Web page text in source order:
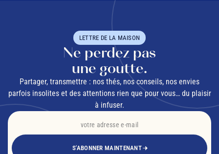
LETTRE DE LA MAISON
Ne perdez pas
une goutte.
Partager, transmettre : nos thés, nos conseils, nos envies
parfois insolites et des attentions rien que pour vous… du plaisir
à infuser.
S'ABONNER MAINTENANT